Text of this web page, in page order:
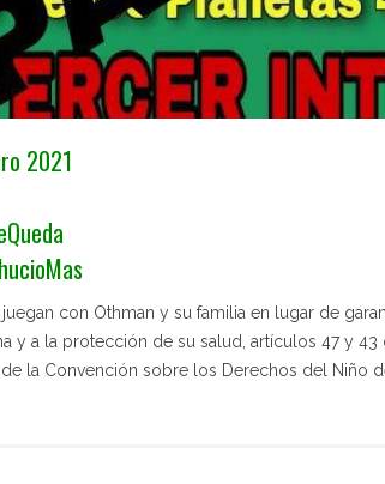
2021
juegan con Othman y su familia en lugar de
y a la protección de su salud, artículos 47 y
la Convención sobre los Derechos del Niño